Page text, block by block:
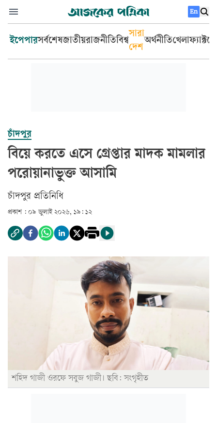
En
ইপেপারসর্বশেষজাতীয়রাজনীতিবিশ্ব
সারা
দেশ
অর্থনীতিখেলা
চাঁদপুর
বিয়ে করতে এসে গ্রেপ্তার মাদক মামলার
পরোয়ানাভুক্ত আসামি
চাঁদপুর প্রতিনিধি
প্রকাশ : ০৯ জুলাই ২০২৬, ১৯: ১২
শহিদ গাজী ওরফে সবুজ গাজী। ছবি: সংগৃহীত